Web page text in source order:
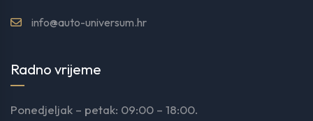
info@auto-universum.hr
Radno vrijeme
Ponedjeljak – petak: 09:00 – 18:00.